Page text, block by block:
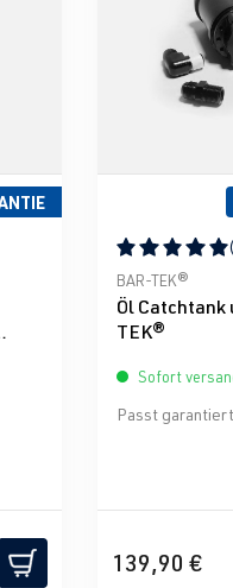
von 5 von 5 Sternen
BAR-TEK®
Öl
TEK®
Sofort
Passt
139,90 €